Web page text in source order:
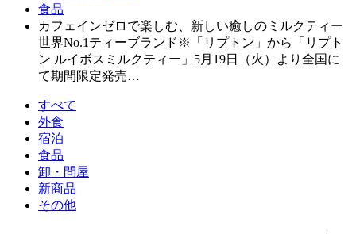
食品
カフェインゼロで楽しむ、新しい癒しのミルクティー
世界No.1ティーブランド※「リプトン」から「リプト
ン ルイボスミルクティー」5月19日（火）より全国に
て期間限定発売…
すべて
外食
宿泊
食品
卸・問屋
新商品
その他